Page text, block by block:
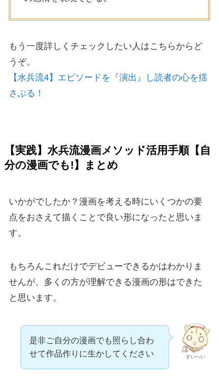
もう一度詳しくチェックしたい人はこちらからど
うぞ。
【水兵流4】エピソードを『演出』し読者の心を揺
さぶる！
【実践】水兵流漫画メソッド活用手順【自
分の漫画でも!】まとめ
いかがでしたか？漫画を考える時にいくつかの要
点をおさえて描くことで良い形になったと思いま
す。
もちろんこれだけでデビューできるかはわかりま
せんが、多くの方が理解できる漫画の形はできた
と思います。
すいへい
是非ご自分の漫画でも照らし合わ
せて作品作りに生かしてください